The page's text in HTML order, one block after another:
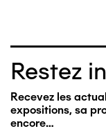
Restez
Recevez les
expositions, sa
encore…